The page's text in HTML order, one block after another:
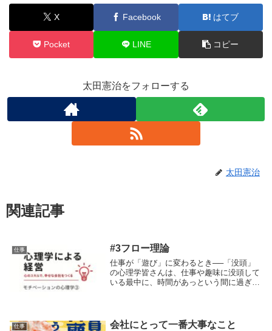
X Facebook はてブ
Pocket LINE コピー
太田憲治をフォローする
太田憲治
関連記事
仕事 #3フロー理論
仕事が「遊び」に変わるとき──「没頭」
の心理学皆さんは、仕事や趣味に没頭して
いる最中に、時間があっという間に過ぎ去
しろ「楽しい...
仕事 会社にとって一番大事なこと